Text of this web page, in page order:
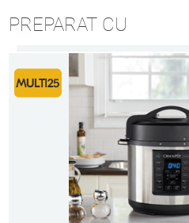
PREPARAT CU